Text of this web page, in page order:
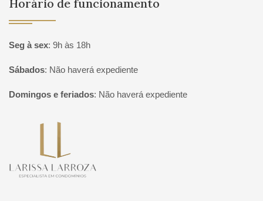
Horário de funcionamento
Seg à sex: 9h às 18h
Sábados: Não haverá expediente
Domingos e feriados: Não haverá expediente